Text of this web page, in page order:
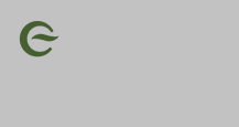
Imaxe